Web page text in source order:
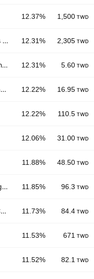
12.37% 1,500 TWD
LandMark Optoelectronics Corp. 12.31% 2,305 TWD
Tien Li Offshore Wind Technology Co., Ltd. 12.31% 5.60 TWD
Cayman Island Grand Galactica Corp Limited 12.22% 16.95 TWD
12.22% 110.5 TWD
12.06% 31.00 TWD
11.88% 48.50 TWD
Gongwin Biopharm Holdings Co., Ltd. 11.85% 96.3 TWD
Unique Opto-Electronics Co.,Ltd 11.73% 84.4 TWD
11.53% 671 TWD
11.52% 82.1 TWD